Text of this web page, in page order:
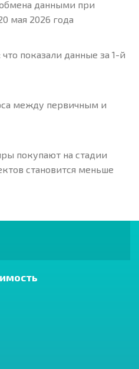
данными при
мая 2026 года
показали данные за 1-й
между первичным и
покупают на стадии
становится меньше